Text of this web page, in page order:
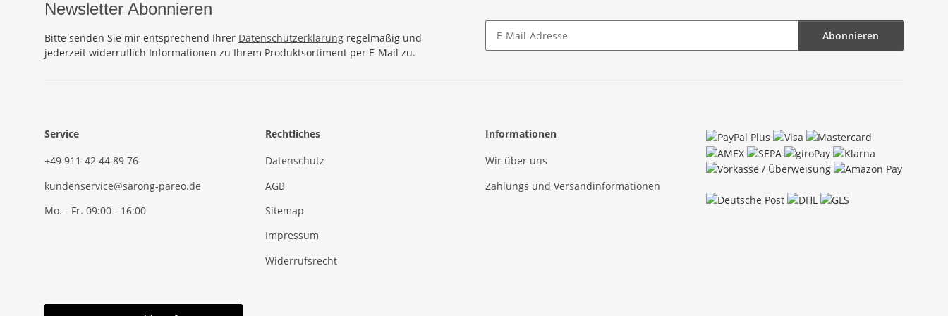
Newsletter Abonnieren
Bitte senden Sie mir entsprechend Ihrer Datenschutzerklärung regelmäßig und
jederzeit widerruflich Informationen zu Ihrem Produktsortiment per E-Mail zu.
Abonnieren
Service
+49 911-42 44 89 76
kundenservice@sarong-pareo.de
Mo. - Fr. 09:00 - 16:00
Rechtliches
Datenschutz
AGB
Sitemap
Impressum
Widerrufsrecht
Informationen
Wir über uns
Zahlungs und Versandinformationen